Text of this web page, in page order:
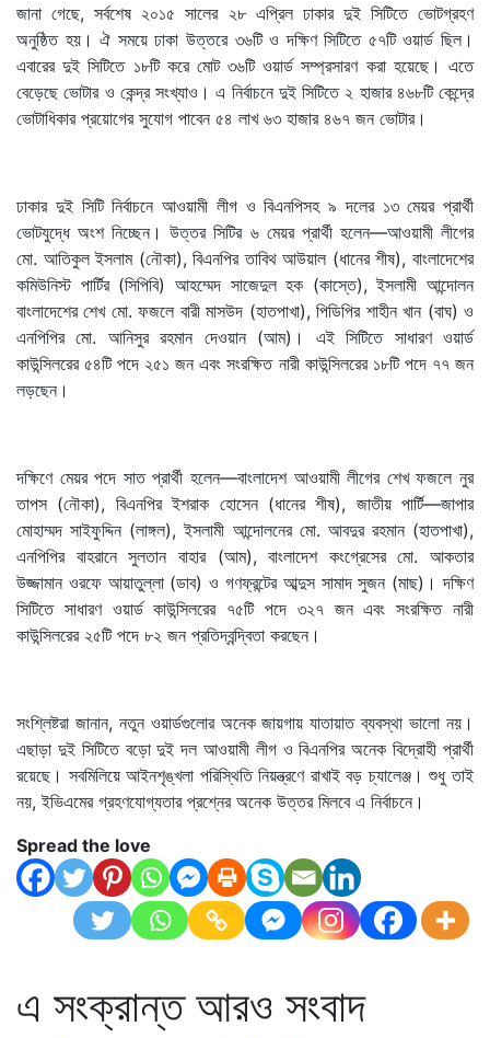
জানা গেছে, সর্বশেষ ২০১৫ সালের ২৮ এপ্রিল ঢাকার দুই সিটিতে ভোটগ্রহণ
অনুষ্ঠিত হয়। ঐ সময়ে ঢাকা উত্তরে ৩৬টি ও দক্ষিণ সিটিতে ৫৭টি ওয়ার্ড ছিল।
এবারের দুই সিটিতে ১৮টি করে মোট ৩৬টি ওয়ার্ড সম্প্রসারণ করা হয়েছে। এতে
বেড়েছে ভোটার ও কেন্দ্র সংখ্যাও। এ নির্বাচনে দুই সিটিতে ২ হাজার ৪৬৮টি কেন্দ্রে
ভোটাধিকার প্রয়োগের সুযোগ পাবেন ৫৪ লাখ ৬৩ হাজার ৪৬৭ জন ভোটার।
ঢাকার দুই সিটি নির্বাচনে আওয়ামী লীগ ও বিএনপিসহ ৯ দলের ১৩ মেয়র প্রার্থী
ভোটযুদ্ধে অংশ নিচ্ছেন। উত্তর সিটির ৬ মেয়র প্রার্থী হলেন—আওয়ামী লীগের
মো. আতিকুল ইসলাম (নৌকা), বিএনপির তাবিথ আউয়াল (ধানের শীষ), বাংলাদেশের
কমিউনিস্ট পার্টির (সিপিবি) আহম্মেদ সাজেদুল হক (কাস্তে), ইসলামী আন্দোলন
বাংলাদেশের শেখ মো. ফজলে বারী মাসউদ (হাতপাখা), পিডিপির শাহীন খান (বাঘ) ও
এনপিপির মো. আনিসুর রহমান দেওয়ান (আম)। এই সিটিতে সাধারণ ওয়ার্ড
কাউন্সিলরের ৫৪টি পদে ২৫১ জন এবং সংরক্ষিত নারী কাউন্সিলরের ১৮টি পদে ৭৭ জন
লড়ছেন।
দক্ষিণে মেয়র পদে সাত প্রার্থী হলেন—বাংলাদেশ আওয়ামী লীগের শেখ ফজলে নুর
তাপস (নৌকা), বিএনপির ইশরাক হোসেন (ধানের শীষ), জাতীয় পার্টি—জাপার
মোহাম্মদ সাইফুদ্দিন (লাঙ্গল), ইসলামী আন্দোলনের মো. আবদুর রহমান (হাতপাখা),
এনপিপির বাহরানে সুলতান বাহার (আম), বাংলাদেশ কংগ্রেসের মো. আকতার
উজ্জামান ওরফে আয়াতুল্লা (ডাব) ও গণফ্রন্টের আব্দুস সামাদ সুজন (মাছ)। দক্ষিণ
সিটিতে সাধারণ ওয়ার্ড কাউন্সিলরের ৭৫টি পদে ৩২৭ জন এবং সংরক্ষিত নারী
কাউন্সিলরের ২৫টি পদে ৮২ জন প্রতিদ্বন্দ্বিতা করছেন।
সংশ্লিষ্টরা জানান, নতুন ওয়ার্ডগুলোর অনেক জায়গায় যাতায়াত ব্যবস্থা ভালো নয়।
এছাড়া দুই সিটিতে বড়ো দুই দল আওয়ামী লীগ ও বিএনপির অনেক বিদ্রোহী প্রার্থী
রয়েছে। সবমিলিয়ে আইনশৃঙ্খলা পরিস্থিতি নিয়ন্ত্রণে রাখাই বড় চ্যালেঞ্জ। শুধু তাই
নয়, ইভিএমের গ্রহণযোগ্যতার প্রশ্নের অনেক উত্তর মিলবে এ নির্বাচনে।
Spread the love
এ সংক্রান্ত আরও সংবাদ